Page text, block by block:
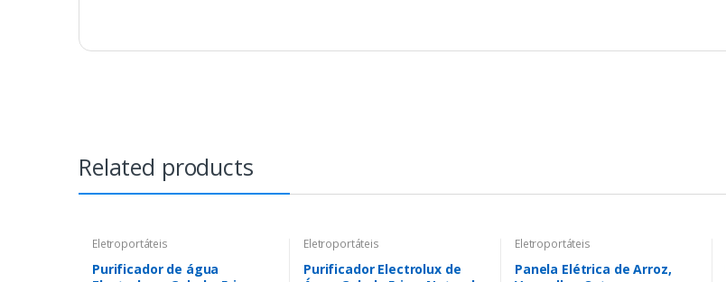
Related products
Eletroportáteis
Purificador de água
Eletroportáteis
Purificador Electrolux de
Eletroportáteis
Panela Elétrica de Arroz,